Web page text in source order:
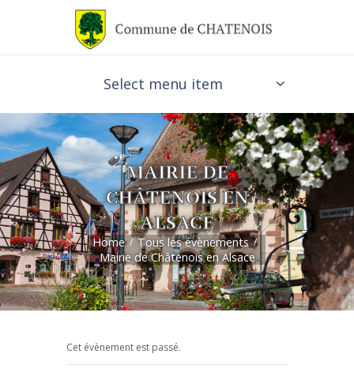
Select menu item
MAIRIE DE
CHÂTENOIS EN
ALSACE
Home
Tous les évènements
Mairie de Châtenois en Alsace
Cet évènement est passé.